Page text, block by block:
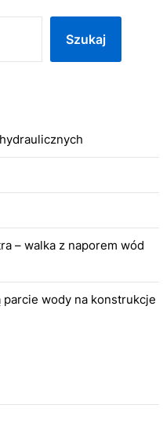
Szukaj
– walka z naporem wód
wody na konstrukcje